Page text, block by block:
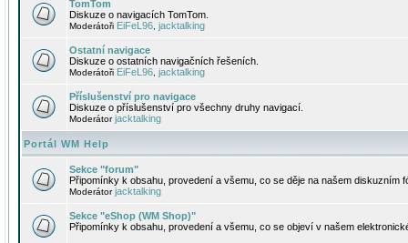
TomTom
Diskuze o navigacích TomTom.
Moderátoři EiFeL96 jacktalking
Ostatní navigace
Diskuze o ostatních navigačních řešeních.
Moderátoři EiFeL96 jacktalking
Příslušenství pro navigace
Diskuze o příslušenství pro všechny druhy navigací.
Moderátorjacktalking
Portál WM Help
Sekce "forum"
Připomínky k obsahu, provedení a všemu, co se děje na našem diskuzním
Moderátorjacktalking
Sekce "eShop (WM Shop)"
Připomínky k obsahu, provedení a všemu, co se objeví v našem